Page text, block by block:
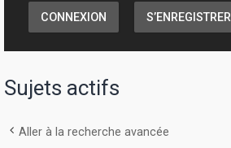
CONNEXION S’ENREGISTRER
Sujets actifs
Aller à la recherche avancée